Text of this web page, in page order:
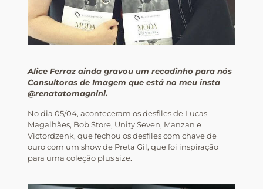
Alice Ferraz ainda gravou um recadinho para nós
Consultoras de Imagem que está no meu insta
@renatatomagnini.
No dia 05/04, aconteceram os desfiles de Lucas
Magalhães, Bob Store, Unity Seven, Manzan e
Victordzenk, que fechou os desfiles com chave de
ouro com um show de Preta Gil, que foi inspiração
para uma coleção plus size.